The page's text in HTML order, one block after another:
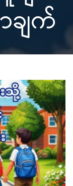
ချက်
ညာချက်